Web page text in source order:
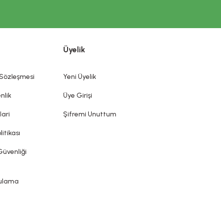
ÖNEMLİ UYARI
ve/veya korumak veya iyi bir durumda tutmak olan bütün
ürün etiketi, broşür gibi bilgi ve belgelere
Üyelik
Yeni Üyelik
Üye Girişi
Şifremi Unuttum